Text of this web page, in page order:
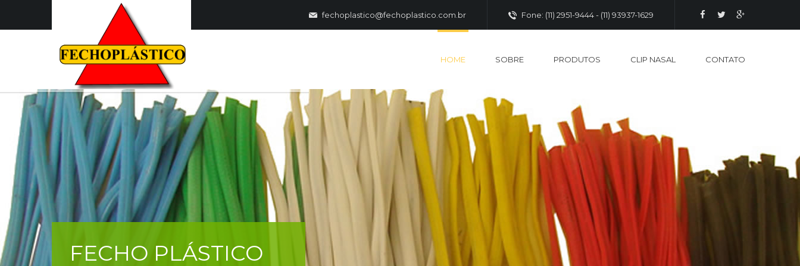
fechoplastico@fechoplastico.com.br Fone: (11) 2951-9444 - (11) 93937-1629
HOME SOBRE PRODUTOS CLIP NASAL CONTATO
FECHO PLÁSTICO